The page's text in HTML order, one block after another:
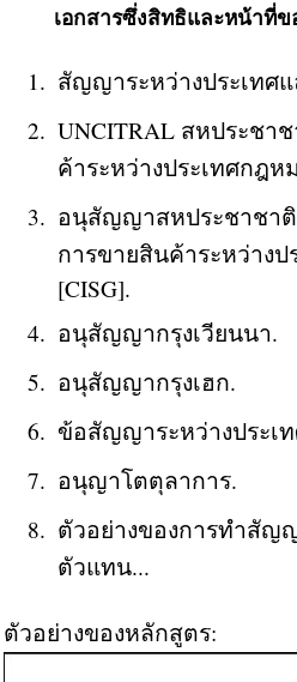
เอกสารซึ่งสิทธิและหน้าที่ข
สัญญาระหว่างประเทศ
UNCITRAL สหประชา
ค้าระหว่างประเทศกฎห
อนุสัญญาสหประชาชา
การขายสินค้าระหว่างป
[CISG].
อนุสัญญากรุงเวียนนา.
อนุสัญญากรุงเฮก.
ข้อสัญญาระหว่างประเ
อนุญาโตตุลาการ.
ตัวอย่างของการทำสัญ
ตัวแทน...
ตัวอย่างของหลักสูตร: